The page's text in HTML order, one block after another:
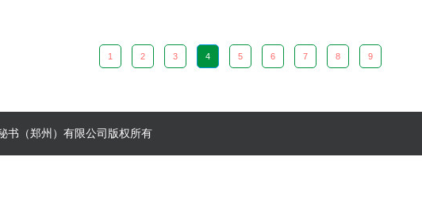
1 2 3 4 5 6 7 8 9
书（郑州）有限公司版权所有